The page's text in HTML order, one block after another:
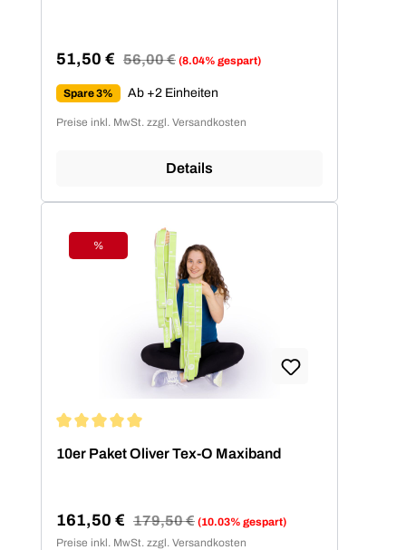
Verkaufspreis:
51,50 € Regulärer Preis:
56,00 € (8.04% gespart)
Spare 3% Ab +2 Einheiten
Preise inkl. MwSt. zzgl. Versandkosten
Details
Rabatt
%
10er Paket Oliver Tex-O Maxiband
Verkaufspreis:
161,50 € Regulärer Preis:
179,50 € (10.03% gespart)
Preise inkl. MwSt. zzgl. Versandkosten